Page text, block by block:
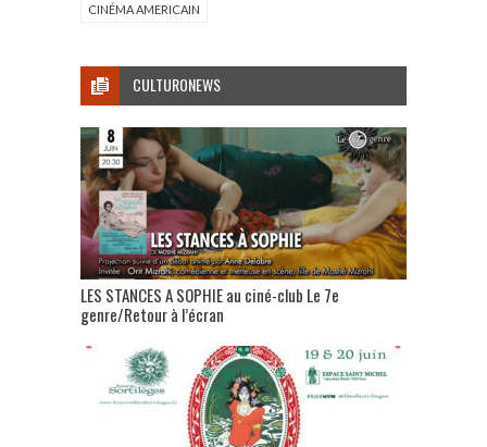
CINÉMA AMERICAIN
CULTURONEWS
LES STANCES A SOPHIE au ciné-club Le 7e
genre/Retour à l’écran